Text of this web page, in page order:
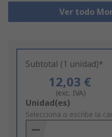
Ver todo
Subtotal (1 unidad)*
12,03 €
(exc. IVA)
Add
to
Basket
Unidad(es)
Selecciona o escribe la